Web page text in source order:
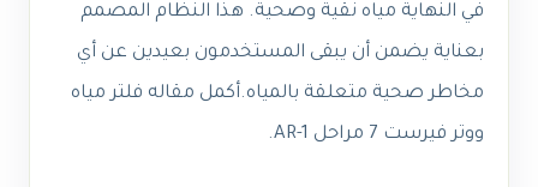
في النهاية مياه نقية وصحية. هذا النظام المصمم
بعناية يضمن أن يبقى المستخدمون بعيدين عن أي
مخاطر صحية متعلقة بالمياه.أكمل مقاله فلتر مياه
ووتر فيرست 7 مراحل AR-1.